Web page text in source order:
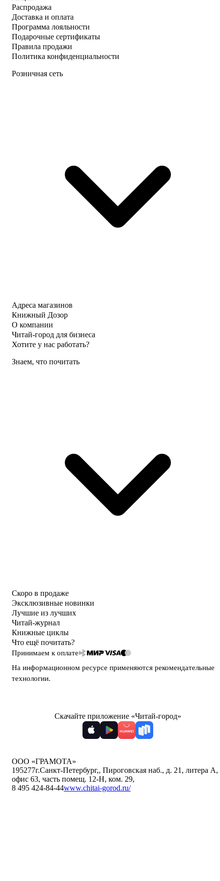
Распродажа
Доставка и оплата
Программа лояльности
Подарочные сертификаты
Правила продажи
Политика конфиденциальности
Розничная сеть
Адреса магазинов
Книжный Дозор
О компании
Читай-город для бизнеса
Хотите у нас работать?
Знаем, что почитать
Скоро в продаже
Эксклюзивные новинки
Лучшие из лучших
Читай-журнал
Книжные циклы
Что ещё почитать?
Принимаем к оплате
На информационном ресурсе применяются рекомендательные
технологии.
Скачайте приложение «Читай-город»
ООО «ГРАМОТА»
195277г.Санкт-Петербург,, Пироговская наб., д. 21, литера А,
офис 63, часть помещ. 12-Н, ком. 29,
8 495 424-84-44www.chitai-gorod.ru/